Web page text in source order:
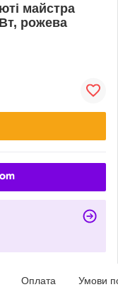
майстра
рожева
Оплата Умови